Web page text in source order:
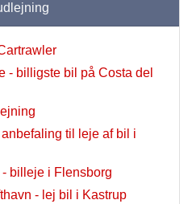
- billigste bil på Costa del
til leje af bil i
billeje i Flensborg
- lej bil i Kastrup